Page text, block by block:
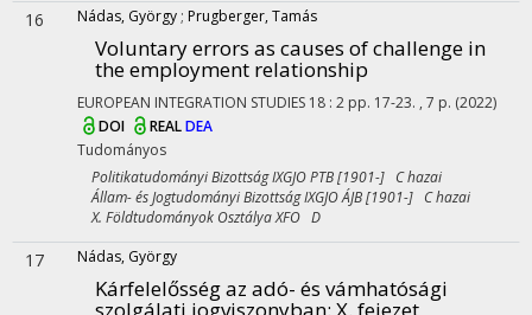
16 Nádas, György ; Prugberger, Tamás
Voluntary errors as causes of challenge in
the employment relationship
EUROPEAN INTEGRATION STUDIES 18 : 2 pp. 17-23. , 7 p. (2022)
DOI
REALDEA
Tudományos
Politikatudományi Bizottság IXGJO PTB [1901-] C hazai
Állam- és Jogtudományi Bizottság IXGJO ÁJB [1901-] C hazai
X. Földtudományok Osztálya XFO D
17 Nádas, György
Kárfelelősség az adó- és vámhatósági